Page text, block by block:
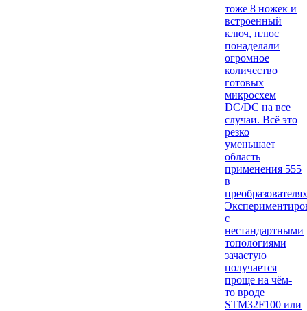
тоже 8 ножек и
встроенный
ключ, плюс
понаделали
огромное
количество
готовых
микросхем
DC/DC на все
случаи. Всё это
резко
уменьшает
область
применения 555
в
с
нестандартными
топологиями
зачастую
получается
проще на чём-
то вроде
STM32F100 или